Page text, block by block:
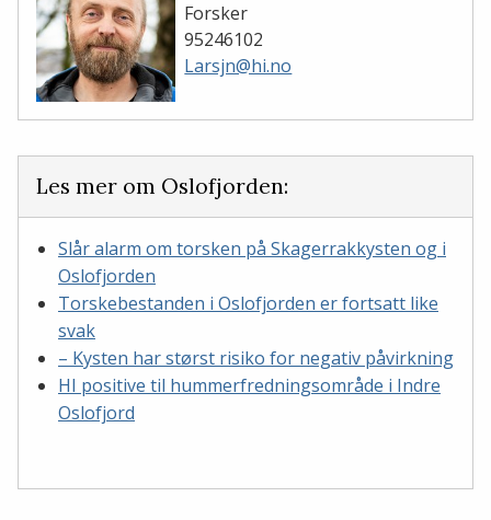
Forsker
95246102
Larsjn@hi.no
Les mer om Oslofjorden:
Slår alarm om torsken på Skagerrakkysten og i
Oslofjorden
Torskebestanden i Oslofjorden er fortsatt like
svak
– Kysten har størst risiko for negativ påvirkning
HI positive til hummerfredningsområde i Indre
Oslofjord